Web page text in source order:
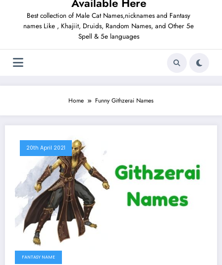
Best collection of Male Cat Names,nicknames and Fantasy
names Like , Khajiit, Druids, Random Names, and Other 5e
Spell & 5e languages
Home Funny Githzerai Names
20th April 2021
FANTASY NAME